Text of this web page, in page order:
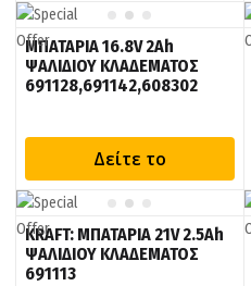
ΜΠΑΤΑΡΙΑ 16.8V 2Ah
ΨΑΛΙΔΙΟΥ ΚΛΑΔΕΜΑΤΟΣ
691128,691142,608302
Δείτε το
KRAFT: ΜΠΑΤΑΡΙΑ 21V 2.5Ah
ΨΑΛΙΔΙΟΥ ΚΛΑΔΕΜΑΤΟΣ
691113